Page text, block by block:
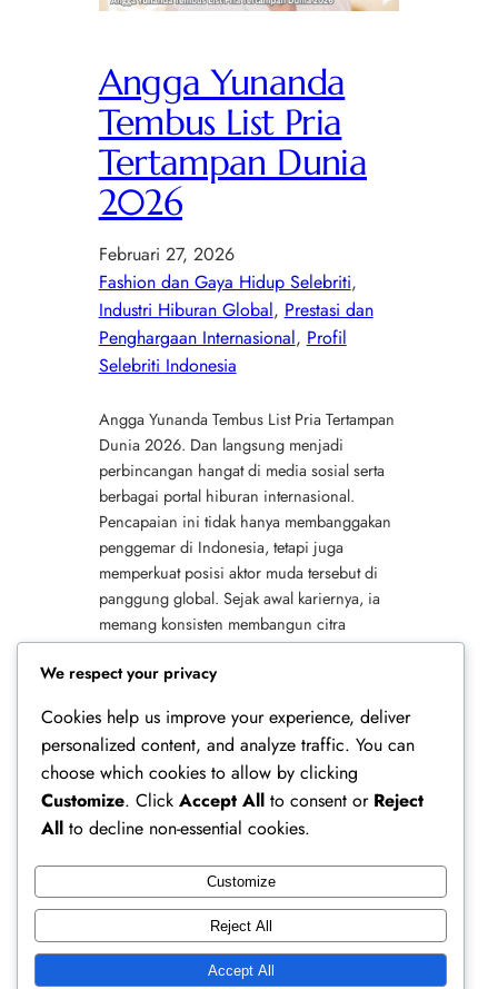
Angga Yunanda
Tembus List Pria
Tertampan Dunia
2026
Februari 27, 2026
Fashion dan Gaya Hidup Selebriti
Industri Hiburan Global, Prestasi dan
Penghargaan Internasional, Profil
Selebriti Indonesia
Angga Yunanda Tembus List Pria Tertampan
Dunia 2026. Dan langsung menjadi
perbincangan hangat di media sosial serta
berbagai portal hiburan internasional.
Pencapaian ini tidak hanya membanggakan
penggemar di Indonesia, tetapi juga
memperkuat posisi aktor muda tersebut di
panggung global. Sejak awal kariernya, ia
memang konsisten membangun citra
sebagai figur publik dengan pesona kuat
dan kualitas…
Ferry Doedens | Public Figure, Actor & Creative
Profile
We respect your privacy
Cookies help us improve your experience, deliver
personalized content, and analyze traffic. You can
choose which cookies to allow by clicking
Customize. Click Accept All to consent or Reject
All to decline non-essential cookies.
Customize
Reject All
Accept All